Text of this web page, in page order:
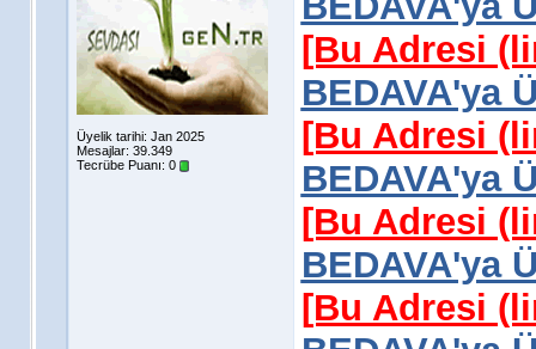
Üyelik tarihi: Jan 2025
Mesajlar: 39.349
Tecrübe Puanı: 0
[Bu Adresi
BEDAVA'ya
[Bu Adresi
BEDAVA'ya
[Bu Adresi
BEDAVA'ya
[Bu Adresi